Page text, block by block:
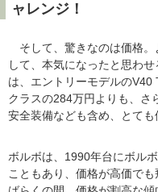
ャレンジ！
そして、驚きなのは価格。
して、本気になったと思わ
は、エントリーモデルの
クラスの284万円よりも、さ
安全装備なども含め、とても
ボルボは、1990年台にボル
こともあり、価格が高価で